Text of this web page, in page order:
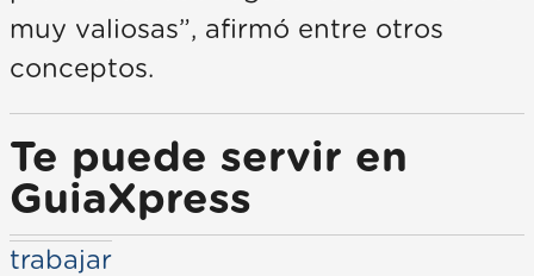
muy valiosas”, afirmó entre otros
conceptos.
Te puede servir en
GuiaXpress
trabajar